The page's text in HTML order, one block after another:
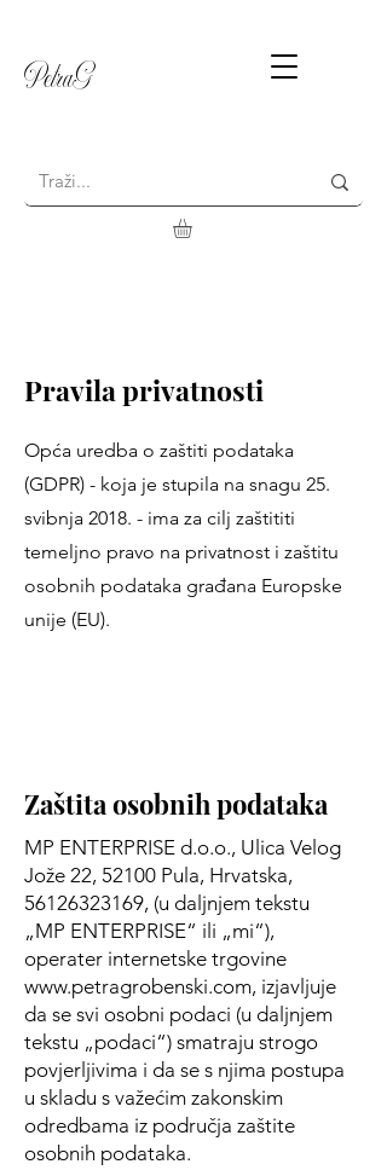
PetraG
Pravila privatnosti
Opća uredba o zaštiti podataka
(GDPR) - koja je stupila na snagu 25.
svibnja 2018. - ima za cilj zaštititi
temeljno pravo na privatnost i zaštitu
osobnih podataka građana Europske
unije (EU).
Zaštita osobnih podataka
MP ENTERPRISE d.o.o., Ulica Velog
Jože 22, 52100 Pula, Hrvatska,
56126323169, (u daljnjem tekstu
„MP ENTERPRISE“ ili „mi“),
operater internetske trgovine
www.petragrobenski.com, izjavljuje
da se svi osobni podaci (u daljnjem
tekstu „podaci“) smatraju strogo
povjerljivima i da se s njima postupa
u skladu s važećim zakonskim
odredbama iz područja zaštite
osobnih podataka.